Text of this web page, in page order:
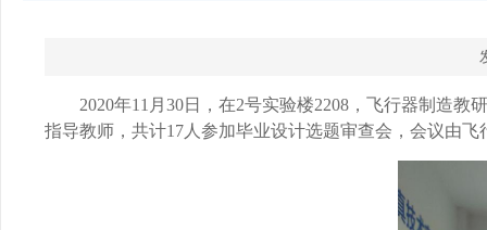
2020年11 月 30日，在2号实验楼2208 ，飞行器制造教
指导教师，共计17 人参加毕业设计选题审查会，会议由